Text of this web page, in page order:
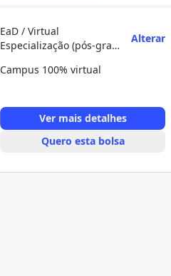
EaD / Virtual
Especialização (pós-graduação)
Alterar
Campus 100% virtual
Ver mais detalhes
Quero esta bolsa